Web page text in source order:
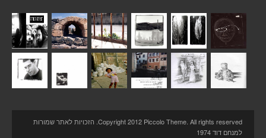
Copyright 2012 Piccolo Theme. All rights reserved. הזכויות לאתר שמורות
למנחם דוד 1974